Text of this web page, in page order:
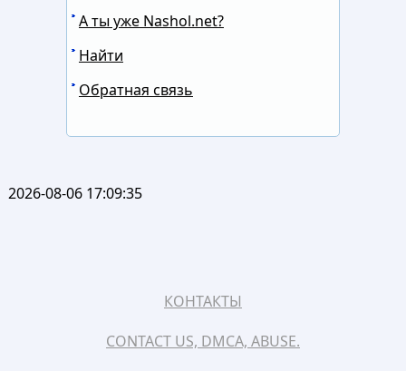
А ты уже Nashol.net?
Найти
Обратная связь
2026-08-06 17:09:35
КОНТАКТЫ
CONTACT US, DMCA, ABUSE.